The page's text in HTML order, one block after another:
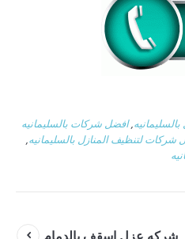
,افضل شركات بالسليمانيه
شركات لتنظيف المنازل بالسليمانيه,